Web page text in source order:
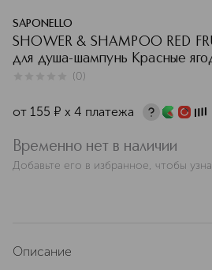
SAPONELLO
SHOWER & SHAMPOO RED
для душа-шампунь Красные
(0)
от 155 ¤ х 4 платежа
Временно нет в наличии
Добавьте его в избранное, чтобы
Описание